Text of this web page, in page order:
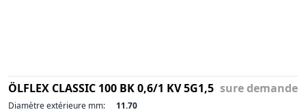
ÖLFLEX CLASSIC 100 BK 0,6/1 KV 5G1,5 sure demande
Diamètre extérieure mm:
11.70